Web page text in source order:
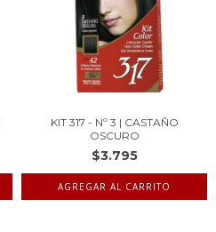
KIT 317 - Nº 3 | CASTAÑO
OSCURO
$3.795